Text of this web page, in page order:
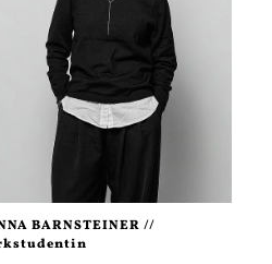
BARNSTEINER //